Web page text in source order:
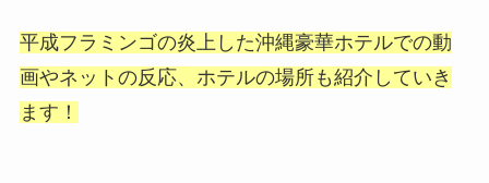
平成フラミンゴの炎上した沖縄豪華ホテルでの動
画やネットの反応、ホテルの場所も紹介していき
ます！